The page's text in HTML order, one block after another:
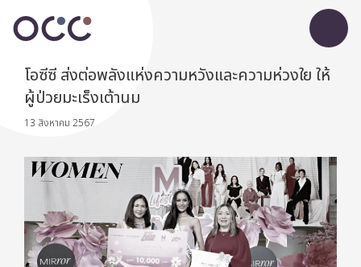
โอซีซี ส่งต่อพลังแห่งความหวังและความห่วงใย ให้
ผู้ป่วยมะเร็งเต้านม
13 สิงหาคม 2567